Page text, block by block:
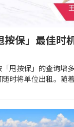
惠
按保」最佳时
「甩按保」的查询增
随时将单位出租。随